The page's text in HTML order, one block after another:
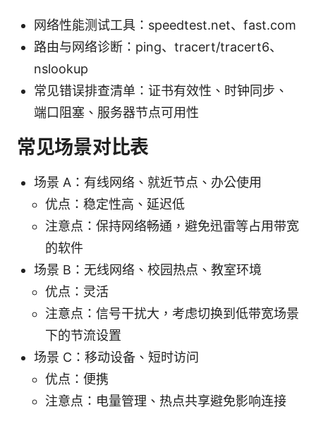
网络性能测试工具：speedtest.net、fast.com
路由与网络诊断：ping、tracert/tracert6、
nslookup
常见错误排查清单：证书有效性、时钟同步、
端口阻塞、服务器节点可用性
常见场景对比表
场景 A：有线网络、就近节点、办公使用
优点：稳定性高、延迟低
注意点：保持网络畅通，避免迅雷等占用带宽
的软件
场景 B：无线网络、校园热点、教室环境
优点：灵活
注意点：信号干扰大，考虑切换到低带宽场景
下的节流设置
场景 C：移动设备、短时访问
优点：便携
注意点：电量管理、热点共享避免影响连接